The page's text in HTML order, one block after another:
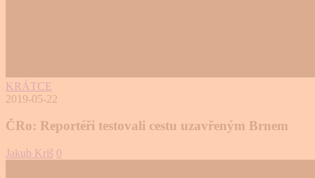
KRÁTCE
2019-05-22
ČRo: Reportéři testovali cestu uzavřeným Brnem
Jakub Kriš 0